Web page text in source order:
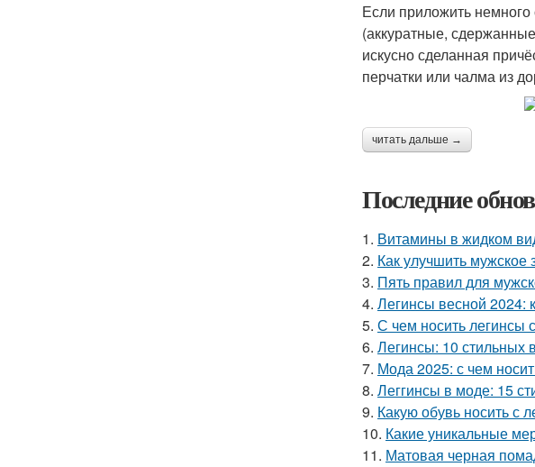
Если приложить
(аккуратные,
искусно сделанная
перчатки или чалма из
читать дальше →
Последние
1. Витамины в жидком
2. Как улучшить
3. Пять правил для
4. Легинсы весной 2024:
5. С чем носить легинсы
6. Легинсы: 10 стильных
7. Мода 2025: с чем
8. Леггинсы в моде: 15
9. Какую обувь носить с
10. Какие уникальные
11. Матовая черная